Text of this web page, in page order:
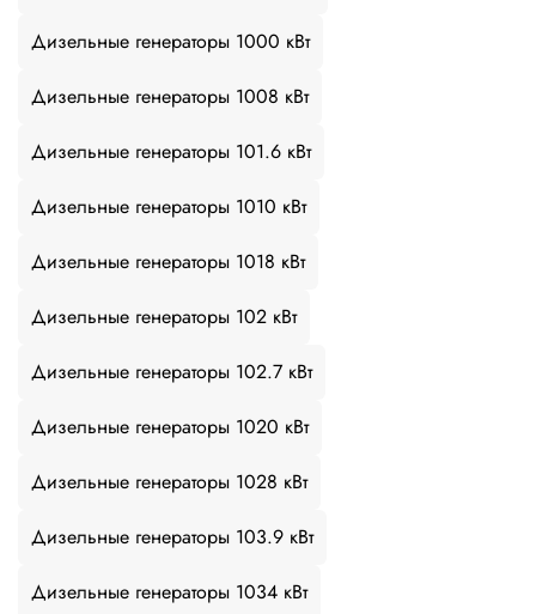
Дизельные генераторы 1000 кВт
Дизельные генераторы 1008 кВт
Дизельные генераторы 101.6 кВт
Дизельные генераторы 1010 кВт
Дизельные генераторы 1018 кВт
Дизельные генераторы 102 кВт
Дизельные генераторы 102.7 кВт
Дизельные генераторы 1020 кВт
Дизельные генераторы 1028 кВт
Дизельные генераторы 103.9 кВт
Дизельные генераторы 1034 кВт